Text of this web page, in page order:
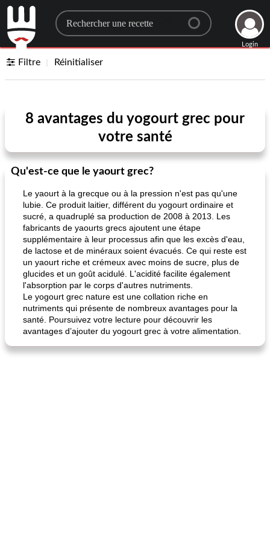
Search for a recipe
Login
Filtre Réinitialiser
8 avantages du yogourt grec pour
votre santé
Qu'est-ce que le yaourt grec?
Le yaourt à la grecque ou à la pression n'est pas qu'une
lubie. Ce produit laitier, différent du yogourt ordinaire et
sucré, a quadruplé sa production de 2008 à 2013. Les
fabricants de yaourts grecs ajoutent une étape
supplémentaire à leur processus afin que les excès d'eau,
de lactose et de minéraux soient évacués. Ce qui reste est
un yaourt riche et crémeux avec moins de sucre, plus de
glucides et un goût acidulé. L'acidité facilite également
l'absorption par le corps d'autres nutriments.
Le yogourt grec nature est une collation riche en
nutriments qui présente de nombreux avantages pour la
santé. Poursuivez votre lecture pour découvrir les
avantages d’ajouter du yogourt grec à votre alimentation.